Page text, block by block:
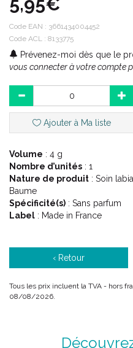
confort cutané extrême et
Indications :
Soin et protection des
Lèvres desséchées,
extérieures.
Description :
Ce stick hydrate les lèvres et
quotidiennes.
desséchées ; les
agressions extérieures,
Code EAN : 3661434004452
Code ACL : 8133775
Prévenez-moi dès que le
vous connecter à votre compte
Ajouter à Ma liste
Volume : 4 g
Nombre d’unités : 1
Nature de produit : Soin
Baume
Spécificité(s) : Sans parfum
Label : Made in France
‹ Retour
Tous les prix incluent la TVA - hors
08/08/2026.